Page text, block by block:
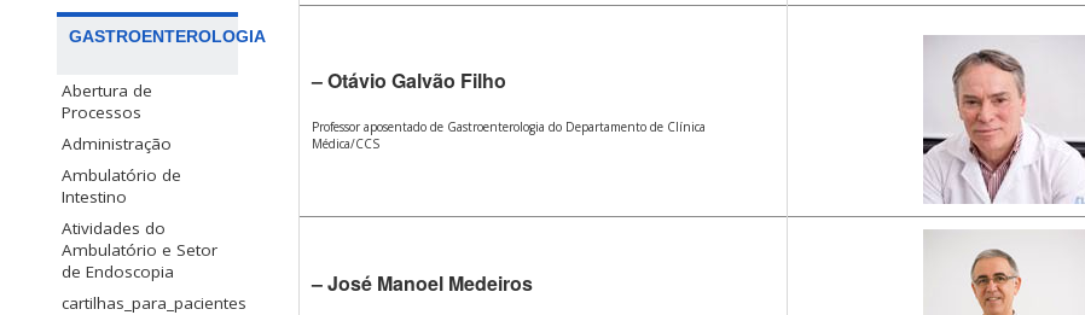
GASTROENTEROLOGIA
Abertura de
Processos
Administração
Ambulatório de
Intestino
Atividades do
Ambulatório e Setor
de Endoscopia
cartilhas_para_pacientes
– Otávio Galvão Filho
Professor aposentado de Gastroenterologia do Departamento de Clínica
Médica/CCS
– José Manoel Medeiros